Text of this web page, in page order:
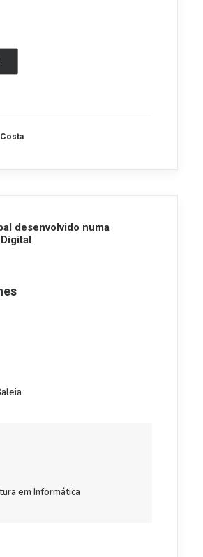
desenvolvido numa
em Informática